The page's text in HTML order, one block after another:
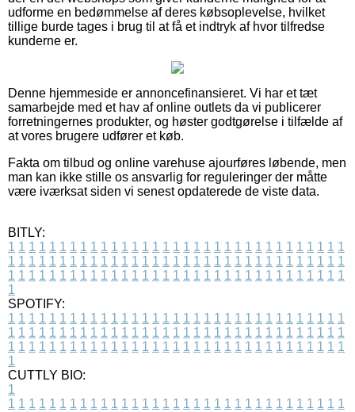
udforme en bedømmelse af deres købsoplevelse, hvilket
tillige burde tages i brug til at få et indtryk af hvor tilfredse
kunderne er.
Denne hjemmeside er annoncefinansieret. Vi har et tæt
samarbejde med et hav af online outlets da vi publicerer
forretningernes produkter, og høster godtgørelse i tilfælde af
at vores brugere udfører et køb.
Fakta om tilbud og online varehuse ajourføres løbende, men
man kan ikke stille os ansvarlig for reguleringer der måtte
være iværksat siden vi senest opdaterede de viste data.
BITLY:
1 1 1 1 1 1 1 1 1 1 1 1 1 1 1 1 1 1 1 1 1 1 1 1 1 1 1 1 1 1 1 1 1
1 1 1 1 1 1 1 1 1 1 1 1 1 1 1 1 1 1 1 1 1 1 1 1 1 1 1 1 1 1 1 1 1
1 1 1 1 1 1 1 1 1 1 1 1 1 1 1 1 1 1 1 1 1 1 1 1 1 1 1 1 1 1 1 1 1
1
SPOTIFY:
1 1 1 1 1 1 1 1 1 1 1 1 1 1 1 1 1 1 1 1 1 1 1 1 1 1 1 1 1 1 1 1 1
1 1 1 1 1 1 1 1 1 1 1 1 1 1 1 1 1 1 1 1 1 1 1 1 1 1 1 1 1 1 1 1 1
1 1 1 1 1 1 1 1 1 1 1 1 1 1 1 1 1 1 1 1 1 1 1 1 1 1 1 1 1 1 1 1 1
1
CUTTLY BIO:
1
1 1 1 1 1 1 1 1 1 1 1 1 1 1 1 1 1 1 1 1 1 1 1 1 1 1 1 1 1 1 1 1 1